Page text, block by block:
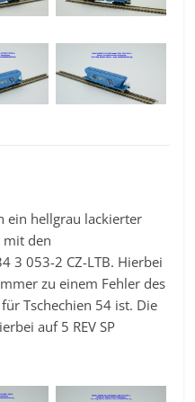
ein hellgrau lackierter
mit den
3 053-2 CZ-LTB. Hierbei
zu einem Fehler des
Tschechien 54 ist. Die
auf 5 REV SP